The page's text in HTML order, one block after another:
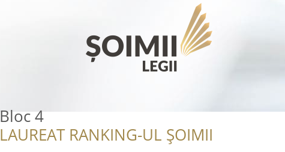
Bloc 4
LAUREAT RANKING-UL ȘOIMII